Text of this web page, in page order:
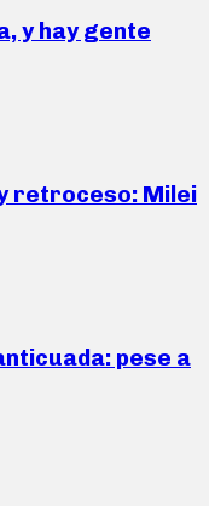
y hay gente
retroceso: Milei
pese a